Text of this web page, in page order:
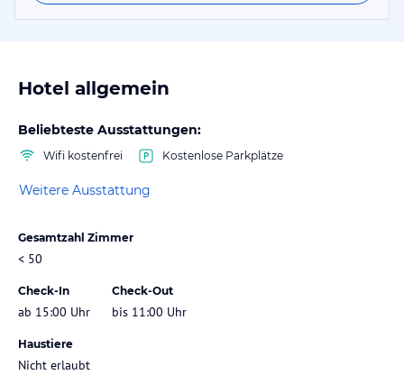
Hotel allgemein
Beliebteste Ausstattungen:
Wifi kostenfrei Kostenlose Parkplätze
Weitere Ausstattung
Gesamtzahl Zimmer
< 50
Check-In
ab 15:00 Uhr
Check-Out
bis 11:00 Uhr
Haustiere
Nicht erlaubt